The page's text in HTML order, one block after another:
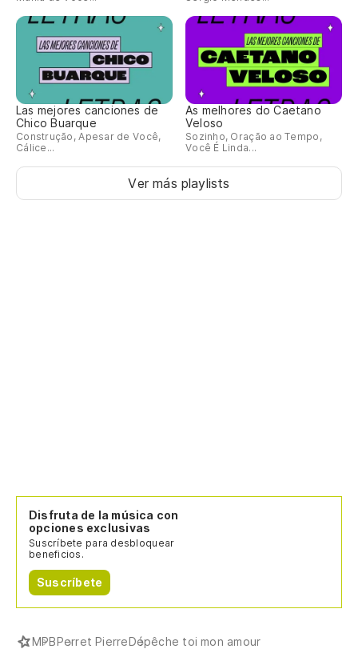
Las mejores canciones de
Chico Buarque
Construção, Apesar de Você,
Cálice...
As melhores do Caetano
Veloso
Sozinho, Oração ao Tempo,
Você É Linda...
Ver más playlists
Disfruta de la música con
opciones exclusivas
Suscríbete para desbloquear
beneficios.
Suscríbete
MPBPerret PierreDépêche toi mon amour